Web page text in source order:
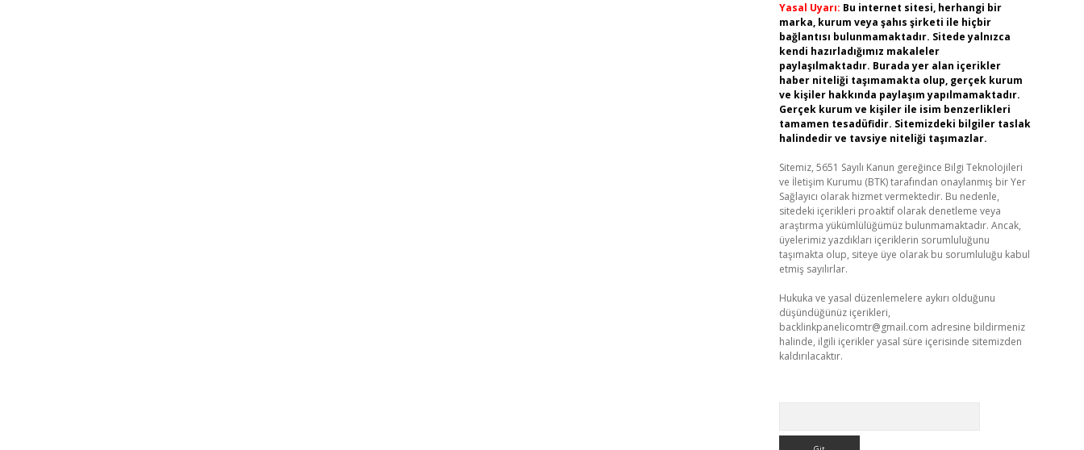
Yasal Uyarı: Bu internet sitesi, herhangi bir
marka, kurum veya şahıs şirketi ile hiçbir
bağlantısı bulunmamaktadır. Sitede yalnızca
kendi hazırladığımız makaleler
paylaşılmaktadır. Burada yer alan içerikler
haber niteliği taşımamakta olup, gerçek kurum
ve kişiler hakkında paylaşım yapılmamaktadır.
Gerçek kurum ve kişiler ile isim benzerlikleri
tamamen tesadüfidir. Sitemizdeki bilgiler taslak
halindedir ve tavsiye niteliği taşımazlar.
Sitemiz, 5651 Sayılı Kanun gereğince Bilgi Teknolojileri
ve İletişim Kurumu (BTK) tarafından onaylanmış bir Yer
Sağlayıcı olarak hizmet vermektedir. Bu nedenle,
sitedeki içerikleri proaktif olarak denetleme veya
araştırma yükümlülüğümüz bulunmamaktadır. Ancak,
üyelerimiz yazdıkları içeriklerin sorumluluğunu
taşımakta olup, siteye üye olarak bu sorumluluğu kabul
etmiş sayılırlar.
Hukuka ve yasal düzenlemelere aykırı olduğunu
düşündüğünüz içerikleri,
backlinkpanelicomtr@gmail.com adresine bildirmeniz
halinde, ilgili içerikler yasal süre içerisinde sitemizden
kaldırılacaktır.